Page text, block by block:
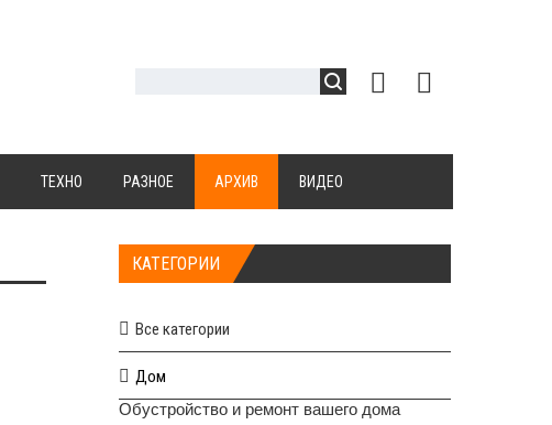
ТЕХНО РАЗНОЕ АРХИВ ВИДЕО
КАТЕГОРИИ
Все категории
Дом
Обустройство и ремонт вашего дома